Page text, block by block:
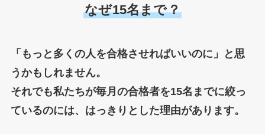
なぜ15名まで？
「もっと多くの人を合格させればいいのに」と思
うかもしれません。
それでも私たちが毎月の合格者を15名までに絞っ
ているのには、はっきりとした理由があります。